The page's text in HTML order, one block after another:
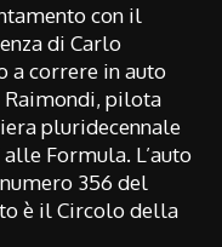
con il
di Carlo
a correre in auto
Raimondi, pilota
pluridecennale
Formula. L’auto
356 del
è il Circolo della